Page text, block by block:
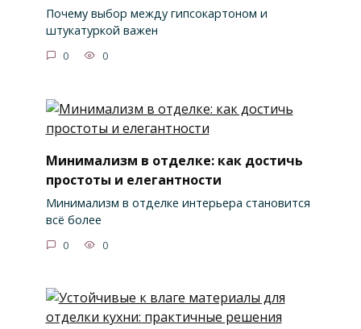
Почему выбор между гипсокартоном и
штукатуркой важен
0 0
Минимализм в отделке: как достичь
простоты и елегантности
Минимализм в отделке интерьера становится
всё более
0 0